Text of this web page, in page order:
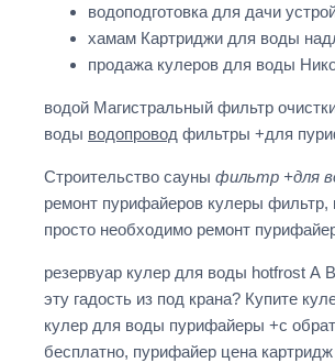
водоподготовка для дачи
хамам Картриджи для воды
продажа кулеров для воды
водой Магистральный фильтр
воды водопровод фильтры +для
Строительство сауны фильтр +для
ремонт пурифайеров кулеры
просто необходимо ремонт
резервуар кулер для воды hotfrost А
эту гадость из под крана? Купите
кулер для воды пурифайеры +с
бесплатно, пурифайер цена